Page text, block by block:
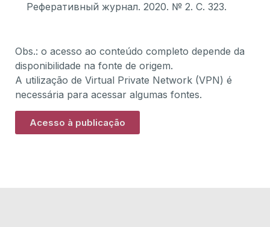
Реферативный журнал. 2020. № 2. С. 323.
Obs.: o acesso ao conteúdo completo depende da
disponibilidade na fonte de origem.
A utilização de Virtual Private Network (VPN) é
necessária para acessar algumas fontes.
Acesso à publicação